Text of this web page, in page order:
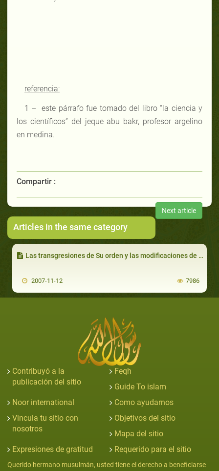
referencia:
1 –
este párrafo fue tomado del libro “la ciencia y
los científicos” del jeque abu bakr, profesor argelino
en medina.
Compartir :
Next article
Articles in the same category
Las transgresiones de Su orden y las modificaciones de Su práctica llevan a la decepción y a la herejía
2007-11-12 7986
Contribuyó a la
publicación del sitio
Feqh
Guide To islam
Noor international
Como ayudarnos
Vincula tu sitio con
nosotros
Objetivos del sitio
Mapa del sitio
Expresiones de gratitud
Requerido para el sitio
Querido hermano musulmán, usted tiene el derecho a beneficiarse